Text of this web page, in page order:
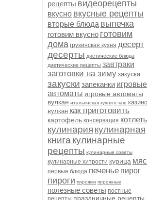
рецепты видеорецепты
вкусно вкусные рецепты
вторые блюда выпечка
готовим вкусно готовим
дома грузинская кухня десерт
десерты диетические блюда
диетические рецепты завтраки
заготовки на зиму закуска
закуски запеканки игровые
автоматы игровые автоматы
вулкан итальянская кухня к чаю казино
вулкан как приготовить
картофель консервация
кулинария кулинарная
книга кулинарные
рецепты кулинарные советы
кулинарные хитрости курица
первые блюда печенье пирог
пироги пирожки пирожные
полезные советы постные
рецепты праздничные рецепты